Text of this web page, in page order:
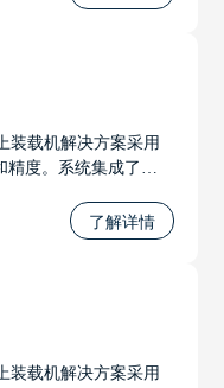
装载机解决方案采用
精度。系统集成了智
载机状态，系统可预
了解详情
装载机解决方案采用